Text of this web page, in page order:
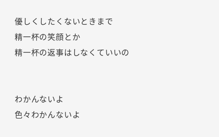
優しくしたくないときまで
精一杯の笑顔とか
精一杯の返事はしなくていいの
わかんないよ
色々わかんないよ